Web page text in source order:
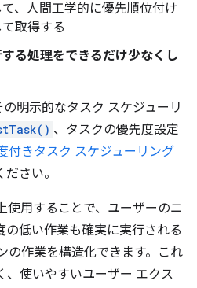
、人間工学的に優先順位付け
取得する
る処理をできるだけ少なくし
の明示的なタスク スケジューリ
、タスクの優先度設定
付きタスク スケジューリング
さい。
使用することで、ユーザーのニ
の低い作業も確実に実行される
の作業を構造化できます。これ
、使いやすいユーザー エクス